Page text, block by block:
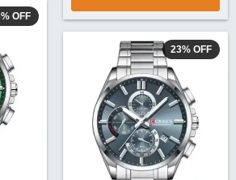
% OFF
23% OFF